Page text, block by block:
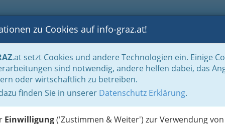
BLOGS FOTOS GASTRONOMIE BRANCHEN
zu Cookies auf info-graz.at!
.at setzt Cookies und andere Technologien ein. Einige
sind notwendig, andere helfen dabei, das
oder wirtschaftlich zu betreiben.
finden Sie in unserer Datenschutz Erklärung.
Einwilligung('Zustimmen & Weiter') zur Verwendung von
für viele Planung erspart Ärger und Stress vor dem Heiraten
Graz und Umgebung für